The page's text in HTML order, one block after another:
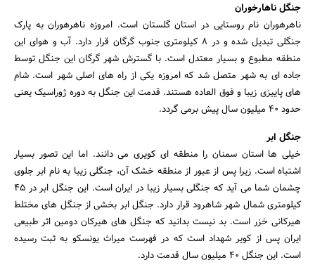
جنگل ناهارخوران
ناهرهوران نام روستایی در استان گلستان است. امروزه ناهرهوران به پارک
جنگلی تبدیل شده و در 8 کیلومتری جنوب گرگان قرار دارد. آب و هوای این
منطقه مطبوع و بسیار معتدل است. با گسترش شهر گرگان این جنگل توسط
جاده ای به شهر متصل شد که امروزه یکی از راه های اصلی شهر است. شام
های پاییزی زیبا و فوق العاده هستند. قدمت این جنگل به دوره ژوراسیک یعنی
حدود 40 میلیون سال پیش برمی گردد.
جنگل ابر
خیلی ها استان سمنان را منطقه ای کویری می دانند. اما این تصور بسیار
اشتباه است. زیرا پس از عبور از منطقه خشک آن، جنگلی زیبا به نام ابر جلوی
چشمان شما می آید که جنگلی بسیار زیبا در ایران است. این جنگل ابر در 45
کیلومتری شمال شهر شاهرود قرار دارد. جنگل ابر بخشی از جنگل های مختلط
هیرکانی خزر است. بد نیست بدانید که جنگل های هیرکان دومین اثر طبیعی
ایران پس از کویر شهداد است که در فهرست میراث یونسکو به ثبت رسیده
است. این جنگل 40 میلیون سال قدمت دارد.